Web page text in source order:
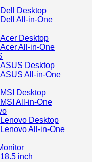
Dell Desktop
Dell All-in-One
Acer Desktop
Acer All-in-One
ASUS Desktop
ASUS All-in-One
MSI Desktop
MSI All-in-One
Lenovo Desktop
Lenovo All-in-One
18.5 inch